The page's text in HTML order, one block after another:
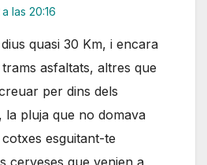
las 20:16
quasi 30 Km, i encara
asfaltats, altres que
per dins dels
la pluja que no domava
esguitant-te
cerveses que venien a